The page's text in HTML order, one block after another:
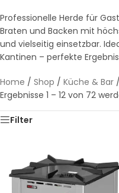
Professionelle Herde für
Braten und Backen mit
und vielseitig einsetzbar.
Kantinen – perfekte
Home / Shop / Küche & Bar /
Ergebnisse 1 – 12 von 72
Filter